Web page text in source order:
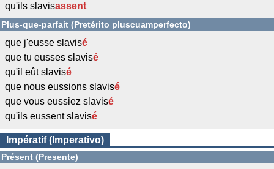
qu'ils slavisassent
Plus-que-parfait (Pretérito pluscuamperfecto)
que j'eusse slavisé
que tu eusses slavisé
qu'il eût slavisé
que nous eussions slavisé
que vous eussiez slavisé
qu'ils eussent slavisé
Impératif (Imperativo)
Présent (Presente)